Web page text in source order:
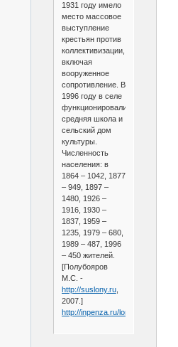
1931 году имело
место массовое
выступление
крестьян против
коллективизации,
включая
вооруженное
сопротивление. В
1996 году в селе
функционировали
средняя школа и
сельский дом
культуры.
Численность
населения: в
1864 – 1042, 1877
– 949, 1897 –
1480, 1926 –
1916, 1930 –
1837, 1959 –
1235, 1979 – 680,
1989 – 487, 1996
– 450 жителей.
[Полубояров
М.С. -
http://suslony.ru,
2007.]
http://inpenza.ru/lomov/kera.php